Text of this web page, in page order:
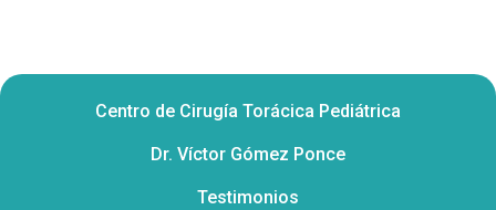
Centro de Cirugía Torácica Pediátrica
Dr. Víctor Gómez Ponce
Testimonios